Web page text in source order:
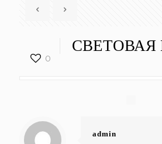
0
admin